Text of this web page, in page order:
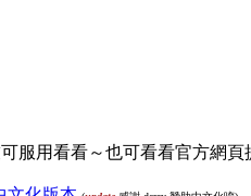
服用看看～也可看看官方網頁